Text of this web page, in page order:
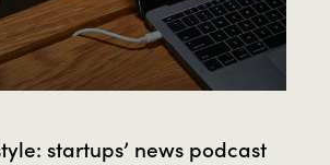
startups’ news podcast